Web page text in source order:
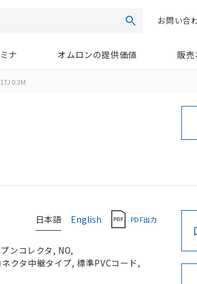
検索お問い合
ナ オムロンの提供価値 販売
0.3M
日本語 English PDF出力
ンコレクタ, NO,
クタ中継タイプ, 標準PVCコード,